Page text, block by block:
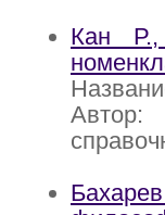
Кан
Автор: